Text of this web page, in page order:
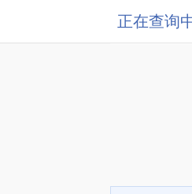
正在查询